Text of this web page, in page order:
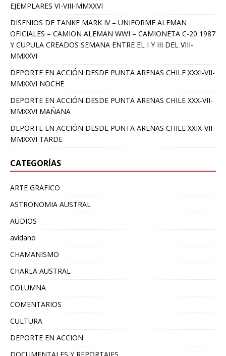
EJEMPLARES VI-VIII-MMXXVI
DISENIOS DE TANKE MARK IV – UNIFORME ALEMAN
OFICIALES – CAMION ALEMAN WWI – CAMIONETA C-20 1987
Y CUPULA CREADOS SEMANA ENTRE EL I Y III DEL VIII-
MMXXVI
DEPORTE EN ACCIÓN DESDE PUNTA ARENAS CHILE XXXI-VII-
MMXXVI NOCHE
DEPORTE EN ACCIÓN DESDE PUNTA ARENAS CHILE XXX-VII-
MMXXVI MAÑANA
DEPORTE EN ACCIÓN DESDE PUNTA ARENAS CHILE XXIX-VII-
MMXXVI TARDE
CATEGORÍAS
ARTE GRAFICO
ASTRONOMIA AUSTRAL
AUDIOS
avidano
CHAMANISMO
CHARLA AUSTRAL
COLUMNA
COMENTARIOS
CULTURA
DEPORTE EN ACCION
DOCUMENTALES Y REPORTAJES